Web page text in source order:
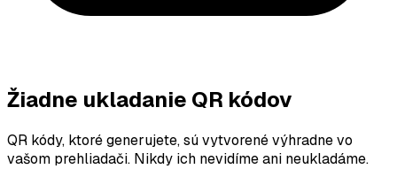
Žiadne ukladanie QR kódov
QR kódy, ktoré generujete, sú vytvorené výhradne vo
vašom prehliadači. Nikdy ich nevidíme ani neukladáme.